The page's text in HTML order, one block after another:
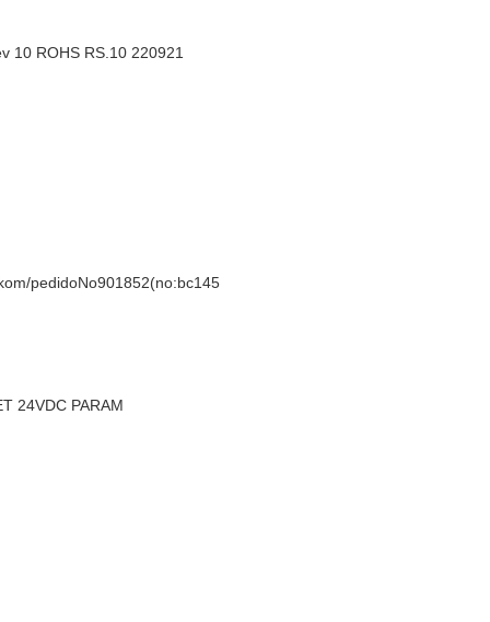
10 ROHS RS.10 220921
pedidoNo901852(no:bc145
24VDC PARAM